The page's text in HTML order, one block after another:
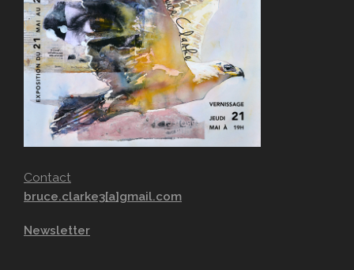
Contact
bruce.clarke3[a]gmail.com
Newsletter